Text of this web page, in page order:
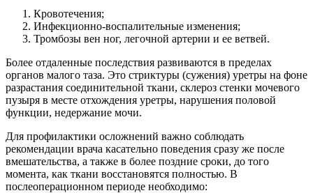
Кровотечения;
Инфекционно-воспалительные изменения;
Тромбозы вен ног, легочной артерии и ее ветвей.
Более отдаленные последствия развиваются в пределах
органов малого таза. Это стриктуры (сужения) уретры на фоне
разрастания соединительной ткани, склероз стенки мочевого
пузыря в месте отхождения уретры, нарушения половой
функции, недержание мочи.
Для профилактики осложнений важно соблюдать
рекомендации врача касательно поведения сразу же после
вмешательства, а также в более поздние сроки, до того
момента, как ткани восстановятся полностью. В
послеоперационном периоде необходимо: